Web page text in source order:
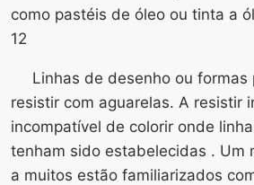
como pastéis de óleo ou tinta a
12
Linhas de desenho ou formas
resistir com aguarelas. A resistir
incompatível de colorir onde
tenham sido estabelecidas . Um
a muitos estão familiarizados